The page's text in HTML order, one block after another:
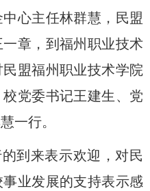
心主任林群慧，民盟
章，到福州职业技术
盟福州职业技术学院
党委书记王建生、党
一行。
到来表示欢迎，对民
业发展的支持表示感